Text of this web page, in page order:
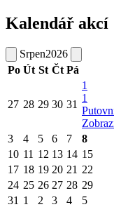
Kalendář akcí
Srpen2026
Po Út St Čt Pá
27 28 29 30 31
1
1
3 4 5 6 7 8
10 11 12 13 14 15
17 18 19 20 21 22
24 25 26 27 28 29
31 1 2 3 4 5